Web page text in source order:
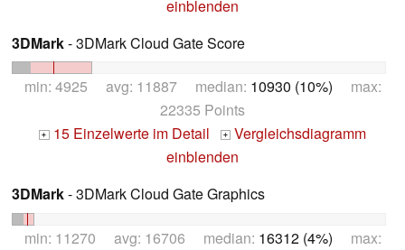
einblenden
3DMark- 3DMark Cloud Gate Score
min: 4925 avg: 11887 median: 10930 (10%) max:
22335 Points
+ 15 Einzelwerte im Detail +
Vergleichsdiagramm
einblenden
3DMark- 3DMark Cloud Gate Graphics
min: 11270 avg: 16706 median: 16312 (4%) max: